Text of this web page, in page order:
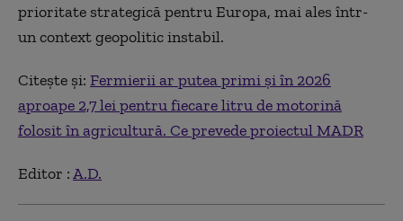
prioritate strategică pentru Europa, mai ales într-
un context geopolitic instabil.
Citește și: Fermierii ar putea primi și în 2026
aproape 2,7 lei pentru fiecare litru de motorină
folosit în agricultură. Ce prevede proiectul MADR
Editor :A.D.